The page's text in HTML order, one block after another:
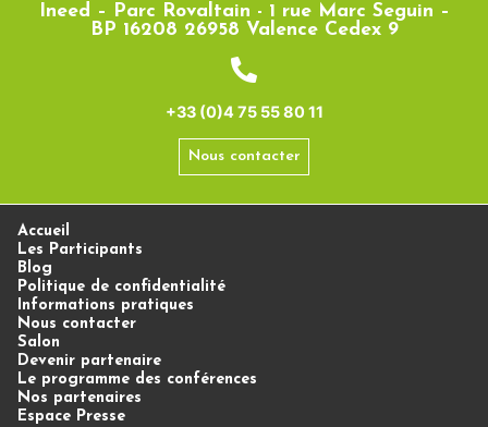
Ineed – Parc Rovaltain - 1 rue Marc Seguin –
BP 16208 26958 Valence Cedex 9
+33 (0)4 75 55 80 11
Nous contacter
Accueil
Les Participants
Blog
Politique de confidentialité
Informations pratiques
Nous contacter
Salon
Devenir partenaire
Le programme des conférences
Nos partenaires
Espace Presse